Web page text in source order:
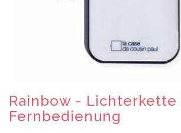
Rainbow - Lichterkette
Fernbedienung